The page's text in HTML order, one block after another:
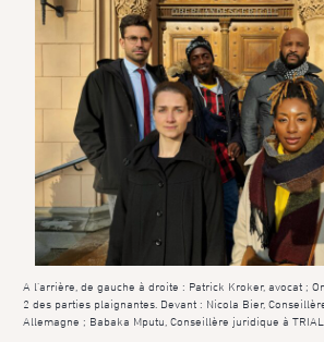
A l’arrière, de gauche à droite : Patrick Kroker, avocat ;
2 des parties plaignantes. Devant : Nicola Bier,
Allemagne ; Babaka Mputu, Conseillère juridique à